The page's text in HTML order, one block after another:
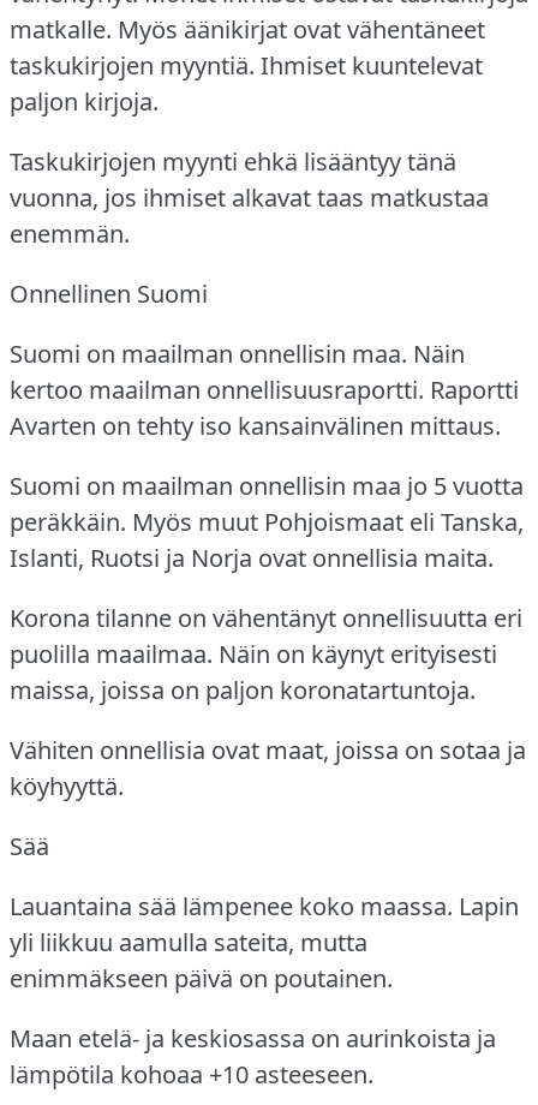
matkalle. Myös äänikirjat ovat vähentäneet
taskukirjojen myyntiä. Ihmiset kuuntelevat
paljon kirjoja.
Taskukirjojen myynti ehkä lisääntyy tänä
vuonna, jos ihmiset alkavat taas matkustaa
enemmän.
Onnellinen Suomi
Suomi on maailman onnellisin maa. Näin
kertoo maailman onnellisuusraportti. Raportti
Avarten on tehty iso kansainvälinen mittaus.
Suomi on maailman onnellisin maa jo 5 vuotta
peräkkäin. Myös muut Pohjoismaat eli Tanska,
Islanti, Ruotsi ja Norja ovat onnellisia maita.
Korona tilanne on vähentänyt onnellisuutta eri
puolilla maailmaa. Näin on käynyt erityisesti
maissa, joissa on paljon koronatartuntoja.
Vähiten onnellisia ovat maat, joissa on sotaa ja
köyhyyttä.
Sää
Lauantaina sää lämpenee koko maassa. Lapin
yli liikkuu aamulla sateita, mutta
enimmäkseen päivä on poutainen.
Maan etelä- ja keskiosassa on aurinkoista ja
lämpötila kohoaa +10 asteeseen.